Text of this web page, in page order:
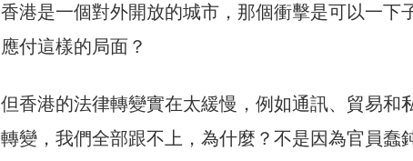
香港是一個對外開放的城市，那個衝擊是可以一下
應付這樣的局面？
但香港的法律轉變實在太緩慢，例如通訊、貿易和
轉變，我們全部跟不上，為什麼？不是因為官員蠢